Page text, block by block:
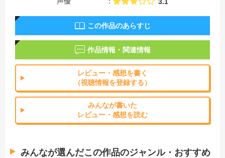
この作品のあらすじ
作品情報・関連情報
レビュー・感想を書く
（視聴情報を登録する）
みんなが書いた
レビュー・感想を読む
みんなが選んだこの作品のジャンル・おすすめ